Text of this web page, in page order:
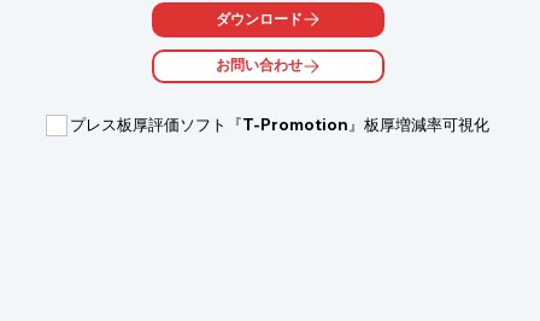
医療関係、空調機器、店舗用照明器具等、多分野のお客様よりご
製作いたしております。
【受注製品の材料厚】
■ステンレス：t0.4～t3.0
ダウンロード
お問い合わせ
プレス板厚評価ソフト『T-Promotion』板厚増減率可視化